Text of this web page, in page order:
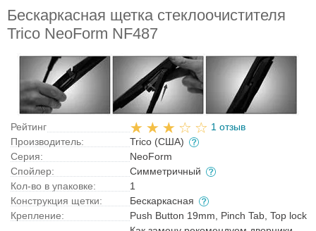
Бескаркасная щетка стеклоочистителя
Trico NeoForm NF487
Рейтинг
1 отзыв
Производитель:
Trico (США)
Серия:
NeoForm
Спойлер:
Симметричный
Кол-во в упаковке:
1
Конструкция щетки:
Бескаркасная
Крепление:
Push Button 19mm, Pinch Tab, Top lock